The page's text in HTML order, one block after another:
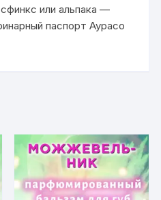
или альпака —
паспорт Аурасо